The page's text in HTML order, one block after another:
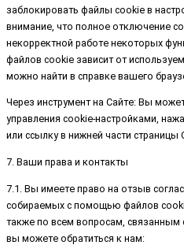
заблокировать файлы cookie в
внимание, что полное отключение
некорректной работе некоторых
файлов cookie зависит от
можно найти в справке вашего
Через инструмент на Сайте: Вы
управления cookie-настройками,
или ссылку в нижней части страницы
7. Ваши права и контакты
7.1. Вы имеете право на отзыв
собираемых с помощью файлов
также по всем вопросам, связанным
вы можете обратиться к нам: